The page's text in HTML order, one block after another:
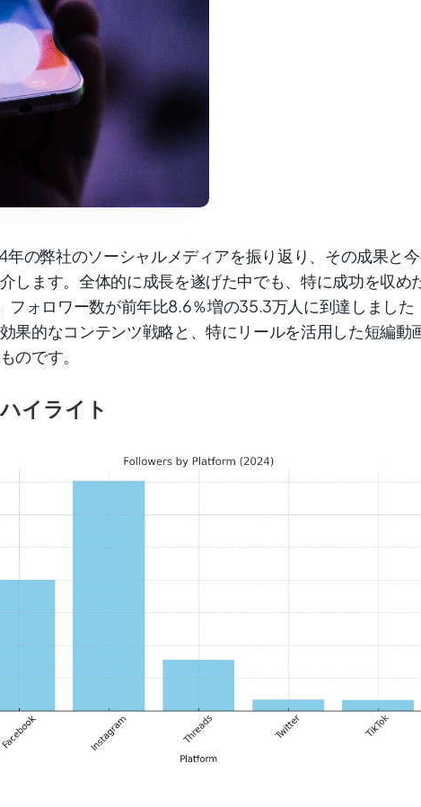
の弊社のソーシャルメディアを振り返り、その成果と
します。全体的に成長を遂げた中でも、特に成功を収め
フォロワー数が前年比8.6％増の35.3万人に到達しました
果的なコンテンツ戦略と、特にリールを活用した短編動
のです。
イライト